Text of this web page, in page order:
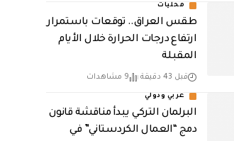
محليات
طقس العراق.. توقعات باستمرار
ارتفاع درجات الحرارة خلال الأيام
المقبلة
قبل 43 دقيقة 9 مشاهدات
عربي ودولي
البرلمان التركي يبدأ مناقشة قانون
دمج “العمال الكردستاني” في